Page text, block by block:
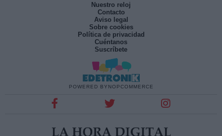
Nuestro reloj
Contacto
Aviso legal
Sobre cookies
Política de privacidad
Cuéntanos
Suscríbete
POWERED BY NOPCOMMERCE